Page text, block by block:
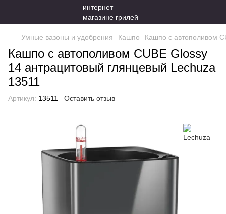
Умные вазоны и удобрения Кашпо Кашпо с автополивом
Кашпо с автополивом CUBE Glossy
14 антрацитовый глянцевый Lechuza
13511
Артикул: 13511 Оставить отзыв